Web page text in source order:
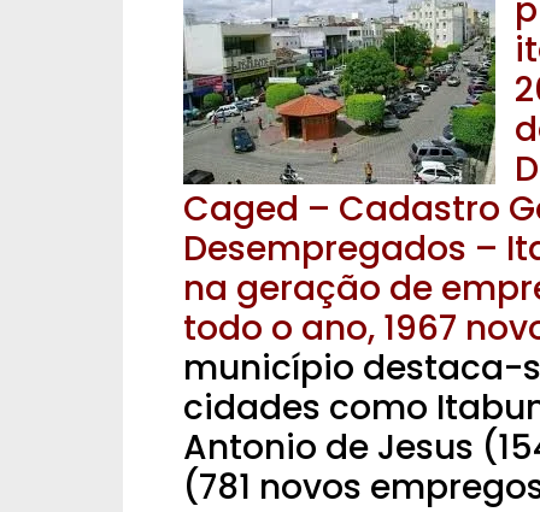
Caged – Cadastro
Desempregados –
na geração de
todo o ano, 1967
município destaca-
cidades como
Antonio de Jesus
(781 novos